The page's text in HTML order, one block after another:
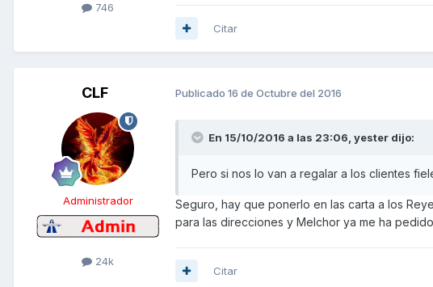
746
Citar
CLF
Administrador
24k
Publicado 16 de Octubre del 2016
En 15/10/2016 a las 23:06, yester dijo:
Pero si nos lo van a regalar a los clientes
Seguro, hay que ponerlo en las carta a los
para las direcciones y Melchor ya me ha
Citar